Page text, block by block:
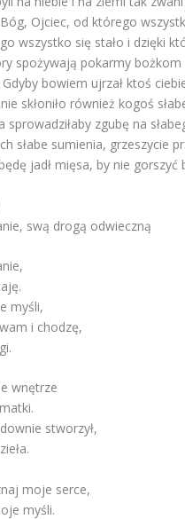
Ojciec, od którego
wszystko się stało i dzięki
spożywają pokarmy
Gdyby bowiem ujrzał ktoś
skłoniło również kogoś
zgubę na
słabe sumienia, grzeszycie
jadł mięsa, by nie gorszyć
swą drogą odwieczną
myśli,
i chodzę,
wnętrze
stworzył,
moje serce,
myśli.